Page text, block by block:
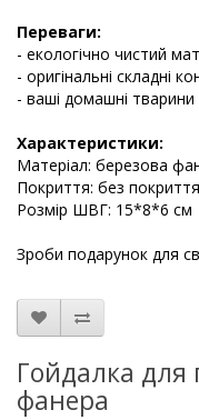
Переваги:
- екологічно чистий
- оригінальні складні
- ваші домашні тварини
Характеристики:
Матеріал: березова
Покриття: без покриття
Розмір ШВГ: 15*8*6 см
Зроби подарунок для
Гойдалка для
фанера